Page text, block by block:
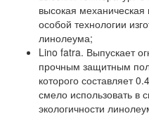
высокая механическая
особой технологии
линолеума;
Lino fatra. Выпускает
прочным защитным
которого составляет
смело использовать в
экологичности